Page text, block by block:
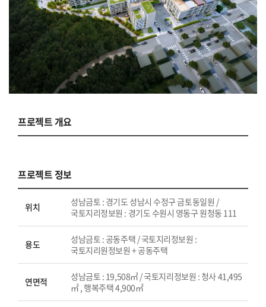
프로젝트 개요
프로젝트 정보
위치
성남금토 : 경기도 성남시 수정구 금토동일원 /
국토지리정보원 : 경기도 수원시 영동구 원청동 111
용도
성남금토 : 공동주택 / 국토지리정보원 :
국토지리원정보원 + 공동주택
연면적
성남금토 : 19,508㎡ / 국토지리정보원 : 청사 41,495
㎡ , 행복주택 4,900㎡